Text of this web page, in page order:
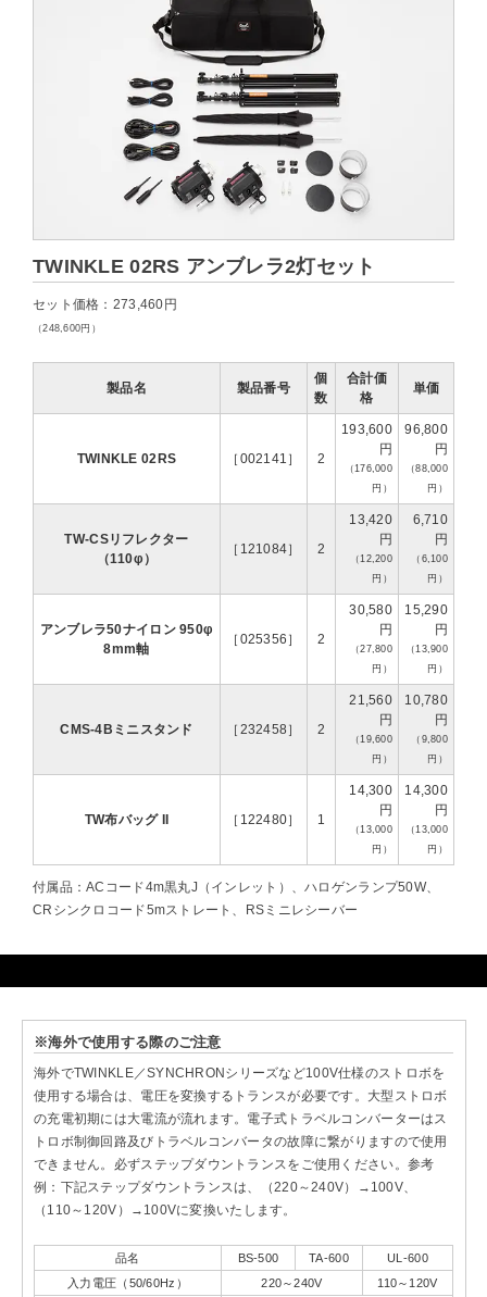
TWINKLE 02RS アンブレラ2灯セット
セット価格：273,460円
（248,600円）
製品名 製品番号
個
数
合計価
格
単価
TWINKLE 02RS ［002141］ 2
193,600
円
（176,000
円）
96,800
円
（88,000
円）
TW-CSリフレクター
（110φ）
［121084］ 2
13,420
円
（12,200
円）
6,710
円
（6,100
円）
アンブレラ50ナイロン 950φ
8mm軸
［025356］ 2
30,580
円
（27,800
円）
15,290
円
（13,900
円）
CMS-4Bミニスタンド ［232458］ 2
21,560
円
（19,600
円）
10,780
円
（9,800
円）
TW布バッグ II ［122480］ 1
14,300
円
（13,000
円）
14,300
円
（13,000
円）
付属品：ACコード4m黒丸J（インレット）、ハロゲンランプ50W、
CRシンクロコード5mストレート、RSミニレシーバー
※海外で使用する際のご注意
海外でTWINKLE／SYNCHRONシリーズなど100V仕様のストロボを
使用する場合は、電圧を変換するトランスが必要です。大型ストロボ
の充電初期には大電流が流れます。電子式トラベルコンバーターはス
トロボ制御回路及びトラベルコンバータの故障に繋がりますので使用
できません。必ずステップダウントランスをご使用ください。参考
例：下記ステップダウントランスは、（220～240V）→100V、
（110～120V）→100Vに変換いたします。
品名 BS-500 TA-600
UL-600
入力電圧（50/60Hz）
220～240V 110～120V